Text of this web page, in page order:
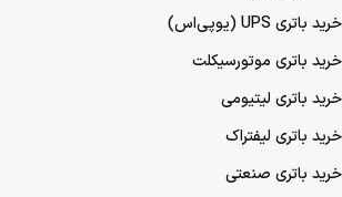
خرید باتری UPS (یو‌پی‌اس)
خرید باتری موتورسیکلت
خرید باتری لیتیومی
خرید باتری لیفتراک
خرید باتری صنعتی